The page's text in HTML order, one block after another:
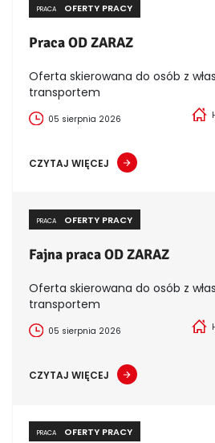
PRACA OFERTY PRACY
Praca OD ZARAZ
Oferta skierowana do osób z
transportem
05 sierpnia 2026
CZYTAJ WIĘCEJ
PRACA OFERTY PRACY
Fajna praca OD ZARAZ
Oferta skierowana do osób z
transportem
05 sierpnia 2026
CZYTAJ WIĘCEJ
PRACA OFERTY PRACY